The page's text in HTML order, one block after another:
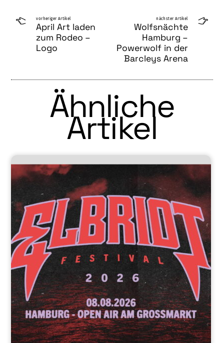
vorheriger Artikel
April Art laden
zum Rodeo –
Logo
nächster Artikel
Wolfsnächte
Hamburg –
Powerwolf in der
Barcleys Arena
Ähnliche
Artikel